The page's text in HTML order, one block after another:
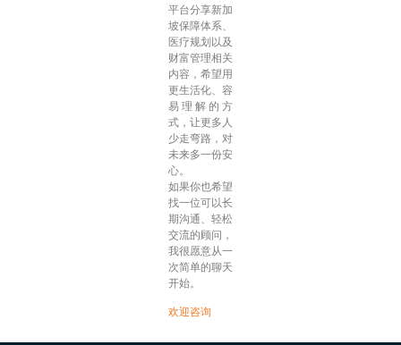
平台分享新加
坡保障体系、
医疗规划以及
财富管理相关
内容，希望用
更生活化、容
易理解的方
式，让更多人
少走弯路，对
未来多一份安
心。
如果你也希望
找一位可以长
期沟通、轻松
交流的顾问，
我很愿意从一
次简单的聊天
开始。
欢迎咨询